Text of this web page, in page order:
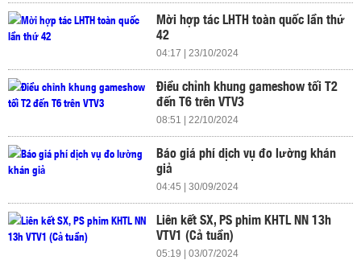
Mời hợp tác LHTH toàn quốc lần thứ
42
04:17 | 23/10/2024
Điều chỉnh khung gameshow tối T2
đến T6 trên VTV3
08:51 | 22/10/2024
Báo giá phí dịch vụ đo lường khán
giả
04:45 | 30/09/2024
Liên kết SX, PS phim KHTL NN 13h
VTV1 (Cả tuần)
05:19 | 03/07/2024